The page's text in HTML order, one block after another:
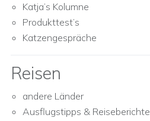
Katja’s Kolumne
Produkttest’s
Katzengespräche
Reisen
andere Länder
Ausflugstipps & Reiseberichte